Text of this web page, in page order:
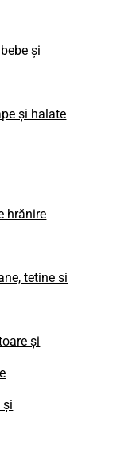
și
și halate
hrănire
tetine si
și
și